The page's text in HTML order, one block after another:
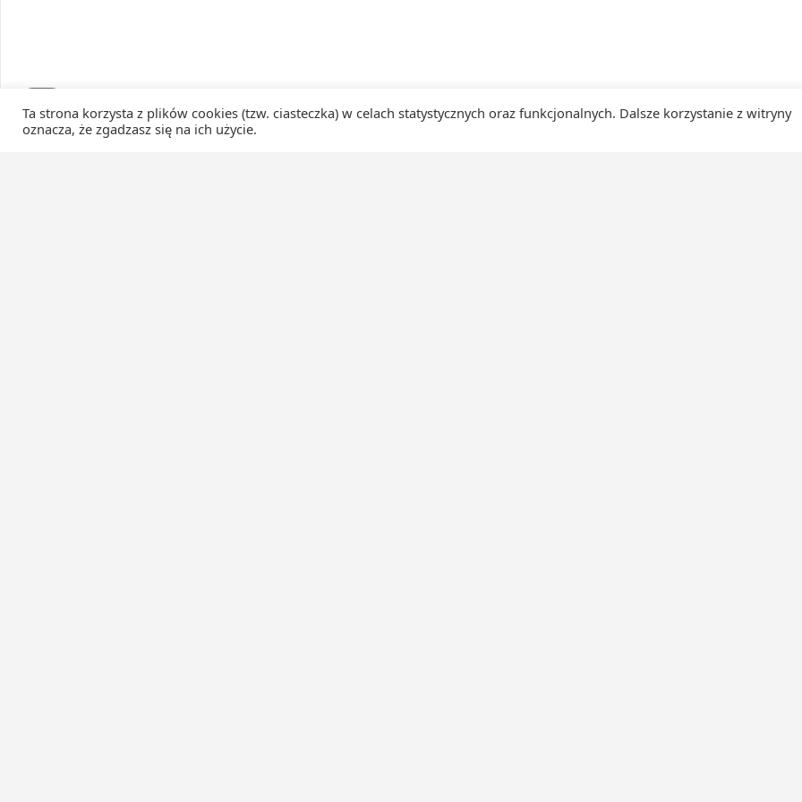
Ta strona korzysta z plików cookies (tzw. ciasteczka) w celach statystycznych oraz funkcjonalnych. Dalsze korzystanie z witryny
oznacza, że zgadzasz się na ich użycie.